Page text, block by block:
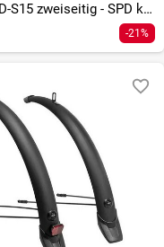
System-Pedale PD-S15 zweiseitig - SPD kompatibel
-21%